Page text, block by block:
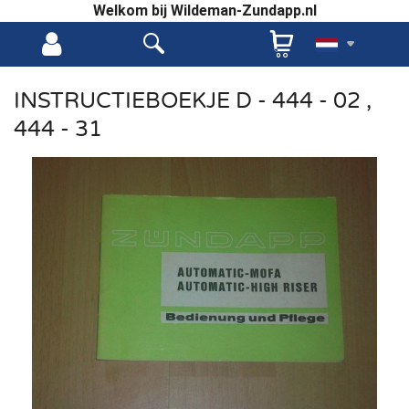
Welkom bij Wildeman-Zundapp.nl
INSTRUCTIEBOEKJE D - 444 - 02 ,
444 - 31